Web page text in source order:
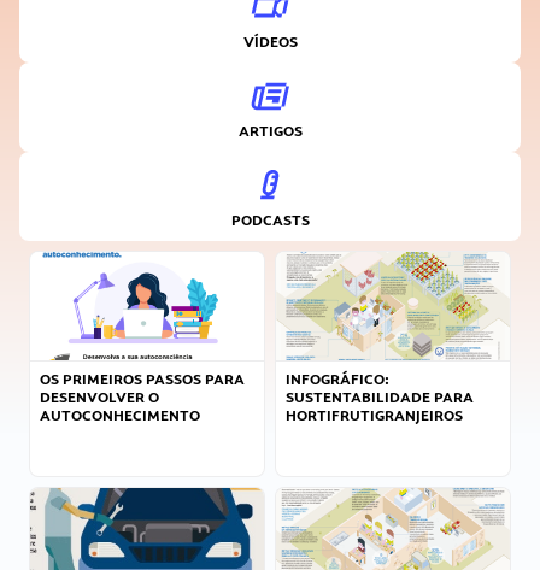
VÍDEOS
ARTIGOS
PODCASTS
OS PRIMEIROS PASSOS PARA
DESENVOLVER O
AUTOCONHECIMENTO
INFOGRÁFICO:
SUSTENTABILIDADE PARA
HORTIFRUTIGRANJEIROS